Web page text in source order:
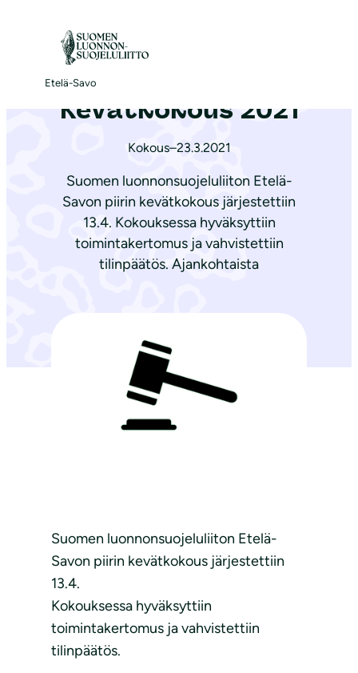
Etelä-Savo
Etusivu|Ajankohtaista
Kevätkokous 2021
Kokous–23.3.2021
Suomen luonnonsuojeluliiton Etelä-
Savon piirin kevätkokous järjestettiin
13.4. Kokouksessa hyväksyttiin
toimintakertomus ja vahvistettiin
tilinpäätös. Ajankohtaista
Suomen luonnonsuojeluliiton Etelä-
Savon piirin kevätkokous järjestettiin
13.4.
Kokouksessa hyväksyttiin
toimintakertomus ja vahvistettiin
tilinpäätös.